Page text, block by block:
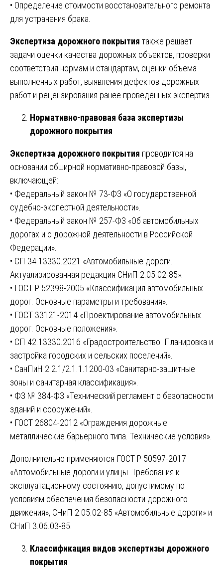
• Определение стоимости восстановительного ремонта
для устранения брака.
Экспертиза дорожного покрытия также решает
задачи оценки качества дорожных объектов, проверки
соответствия нормам и стандартам, оценки объема
выполненных работ, выявления дефектов дорожных
работ и рецензирования ранее проведённых экспертиз.
Нормативно-правовая база экспертизы
дорожного покрытия
Экспертиза дорожного покрытия проводится на
основании обширной нормативно-правовой базы,
включающей:
• Федеральный закон № 73-ФЗ «О государственной
судебно-экспертной деятельности».
• Федеральный закон № 257-ФЗ «Об автомобильных
дорогах и о дорожной деятельности в Российской
Федерации».
• СП 34.13330.2021 «Автомобильные дороги.
Актуализированная редакция СНиП 2.05.02-85».
• ГОСТ Р 52398-2005 «Классификация автомобильных
дорог. Основные параметры и требования».
• ГОСТ 33121-2014 «Проектирование автомобильных
дорог. Основные положения».
• СП 42.13330.2016 «Градостроительство. Планировка и
застройка городских и сельских поселений».
• СанПиН 2.2.1/2.1.1.1200-03 «Санитарно-защитные
зоны и санитарная классификация».
• ФЗ № 384-ФЗ «Технический регламент о безопасности
зданий и сооружений».
• ГОСТ 26804-2012 «Ограждения дорожные
металлические барьерного типа. Технические условия».
Дополнительно применяются ГОСТ Р 50597-2017
«Автомобильные дороги и улицы. Требования к
эксплуатационному состоянию, допустимому по
условиям обеспечения безопасности дорожного
движения», СНиП 2.05.02-85 «Автомобильные дороги» и
СНиП 3.06.03-85.
Классификация видов экспертизы дорожного
покрытия